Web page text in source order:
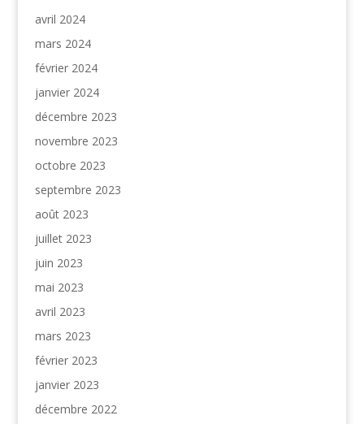
avril 2024
mars 2024
février 2024
janvier 2024
décembre 2023
novembre 2023
octobre 2023
septembre 2023
août 2023
juillet 2023
juin 2023
mai 2023
avril 2023
mars 2023
février 2023
janvier 2023
décembre 2022